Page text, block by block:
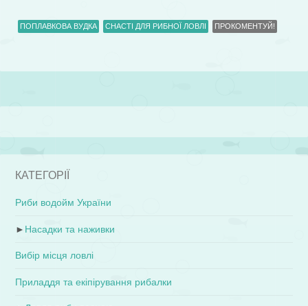
ПОПЛАВКОВА ВУДКА СНАСТІ ДЛЯ РИБНОЇ ЛОВЛІ ПРОКОМЕНТУЙ!
КАТЕГОРІЇ
Риби водойм України
► Насадки та наживки
Вибір місця ловлі
Приладдя та екіпірування рибалки